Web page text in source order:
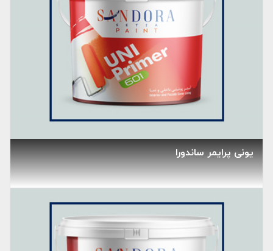
یونی پرایمر ساندورا